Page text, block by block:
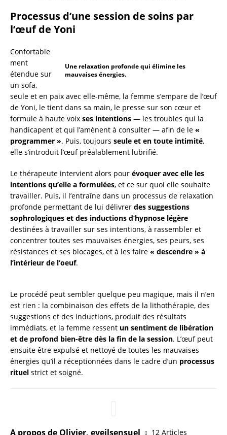
Processus d’une session de soins par
l’œuf de Yoni
Une relaxation profonde qui élimine les
mauvaises énergies.
Confortable
ment
étendue sur
un sofa,
seule et en paix avec elle-même, la femme s’empare de l’œuf
de Yoni, le tient dans sa main, le presse sur son cœur et
formule à haute voix ses intentions — les troubles qui la
handicapent et qui l’amènent à consulter — afin de le «
programmer ». Puis, toujours seule et en toute intimité,
elle s’introduit l’œuf préalablement lubrifié.
Le thérapeute intervient alors pour évoquer avec elle les
intentions qu’elle a formulées, et ce sur quoi elle souhaite
travailler. Puis, il l’entraîne dans un processus de relaxation
profonde permettant de lui délivrer des suggestions
sophrologiques et des inductions d’hypnose légère
destinées à travailler sur ses intentions, à rassembler et
concentrer toutes ses mauvaises énergies, ses peurs, ses
résistances et ses blocages, et à les faire « descendre » à
l’intérieur de l’oeuf.
Le procédé peut sembler quelque peu magique, mais il n’en
est rien : la combinaison des effets de la lithothérapie, des
suggestions et des inductions, produit des résultats
immédiats, et la femme ressent un sentiment de libération
et de profond bien-être dès la fin de la session. L’œuf peut
ensuite être expulsé et nettoyé de toutes les mauvaises
énergies qu’il a réceptionnées dans le cadre d’un processus
rituel strict et soigné.
A propos de Olivier, eveilsensuel 12 Articles